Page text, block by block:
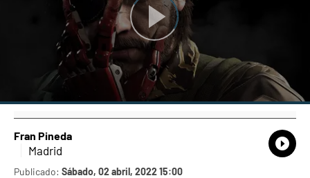
Fran Pineda
Madrid
Publicado: Sábado, 02 abril, 2022 15:00